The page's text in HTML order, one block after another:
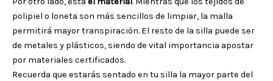
polipiel o loneta son más sencillos de limpiar, la malla
permitirá mayor transpiración. El resto de la silla puede ser
de metales y plásticos, siendo de vital importancia apostar
por materiales certificados.
Recuerda que estarás sentado en tu silla la mayor parte del